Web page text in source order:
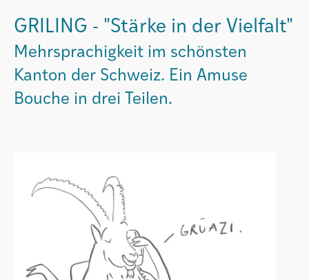
GRILING - "Stärke in der Vielfalt"
Mehrsprachigkeit im schönsten
Kanton der Schweiz. Ein Amuse
Bouche in drei Teilen.